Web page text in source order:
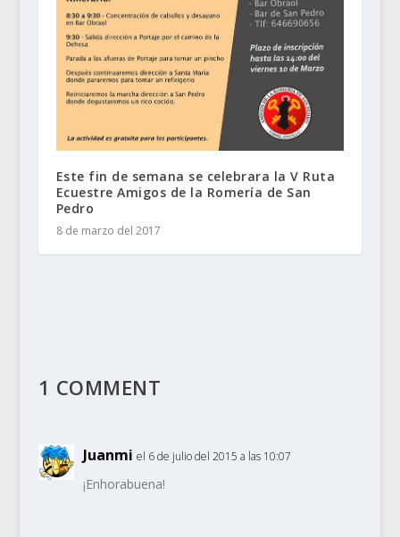
Este fin de semana se celebrara la V Ruta
Ecuestre Amigos de la Romería de San
Pedro
8 de marzo del 2017
1 COMMENT
Juanmi el 6 de julio del 2015 a las 10:07
¡Enhorabuena!